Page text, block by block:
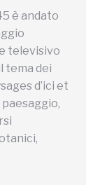
è andato
televisivo
tema dei
d’ici et
paesaggio,